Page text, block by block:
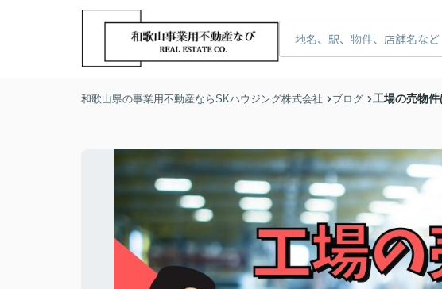
和歌山県の事業用不動産ならSKハウジング株式会社 ブログ 工場の売物